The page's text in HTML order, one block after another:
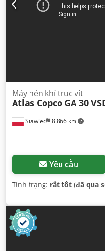
Stawiec 8.866 km
Máy nén khí trục vít
Atlas Copco GA 30
Yêu cầu
Tình trạng: rất tốt (đã qua